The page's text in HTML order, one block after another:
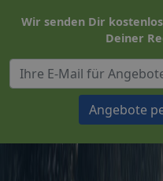
Wir senden Dir
Deiner
Angebote